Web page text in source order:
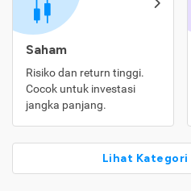
Saham
Risiko dan return tinggi.
Cocok untuk investasi
jangka panjang.
Lihat Kategori